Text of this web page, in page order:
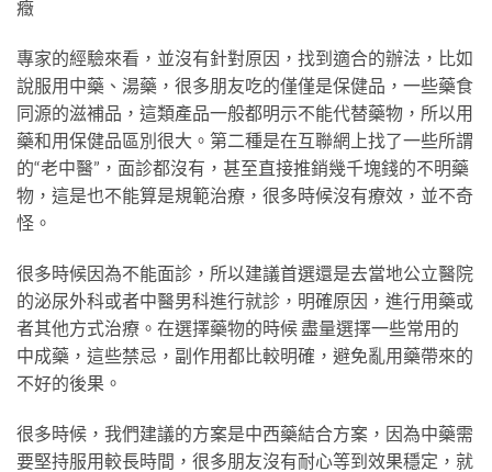
癥
專家的經驗來看，並沒有針對原因，找到適合的辦法，比如
說服用中藥、湯藥，很多朋友吃的僅僅是保健品，一些藥食
同源的滋補品，這類產品一般都明示不能代替藥物，所以用
藥和用保健品區別很大。第二種是在互聯網上找了一些所謂
的“老中醫”，面診都沒有，甚至直接推銷幾千塊錢的不明藥
物，這是也不能算是規範治療，很多時候沒有療效，並不奇
怪。
很多時候因為不能面診，所以建議首選還是去當地公立醫院
的泌尿外科或者中醫男科進行就診，明確原因，進行用藥或
者其他方式治療。在選擇藥物的時候 盡量選擇一些常用的
中成藥，這些禁忌，副作用都比較明確，避免亂用藥帶來的
不好的後果。
很多時候，我們建議的方案是中西藥結合方案，因為中藥需
要堅持服用較長時間，很多朋友沒有耐心等到效果穩定，就